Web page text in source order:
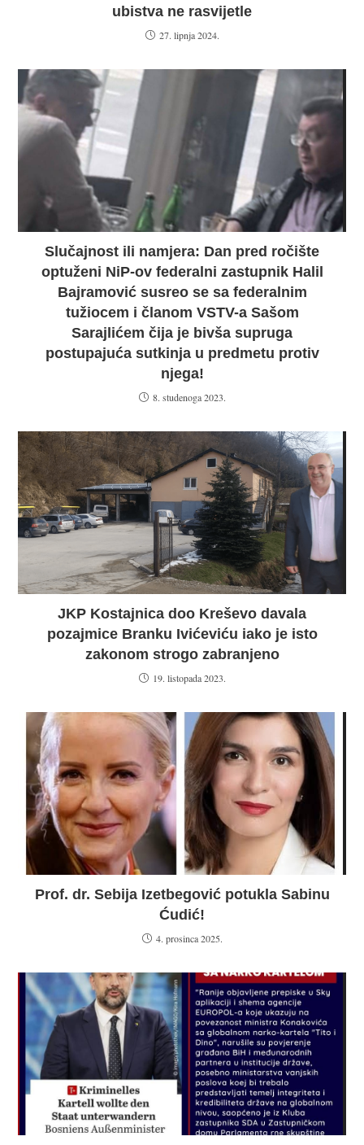
ubistva ne rasvijetle
27. lipnja 2024.
Slučajnost ili namjera: Dan pred ročište
optuženi NiP-ov federalni zastupnik Halil
Bajramović susreo se sa federalnim
tužiocem i članom VSTV-a Sašom
Sarajlićem čija je bivša supruga
postupajuća sutkinja u predmetu protiv
njega!
8. studenoga 2023.
JKP Kostajnica doo Kreševo davala
pozajmice Branku Ivićeviću iako je isto
zakonom strogo zabranjeno
19. listopada 2023.
Prof. dr. Sebija Izetbegović potukla Sabinu
Ćudić!
4. prosinca 2025.